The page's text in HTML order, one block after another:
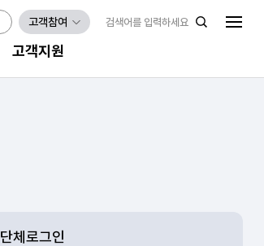
고객지원
고객참여
단체로그인